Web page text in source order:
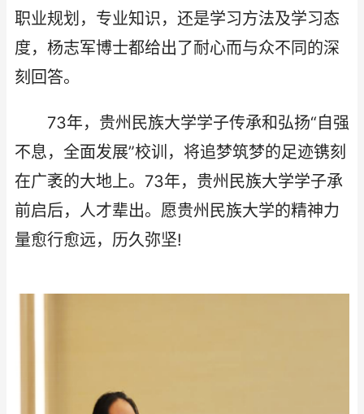
职业规划，专业知识，还是学习方法及学习态
度，杨志军博士都给出了耐心而与众不同的深
刻回答。
73年，贵州民族大学学子传承和弘扬“自强
不息，全面发展”校训，将追梦筑梦的足迹镌刻
在广袤的大地上。73年，贵州民族大学学子承
前启后，人才辈出。愿贵州民族大学的精神力
量愈行愈远，历久弥坚!